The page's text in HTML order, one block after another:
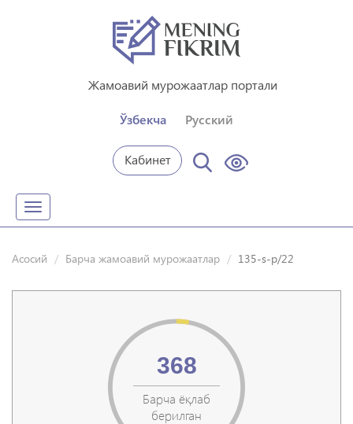
Жамоавий мурожаатлар портали
Ўзбекча Русский
Кабинет
Toggle
navigation
Асосий Барча жамоавий мурожаатлар 135-s-p/22
Барча ёқлаб
берилган
368